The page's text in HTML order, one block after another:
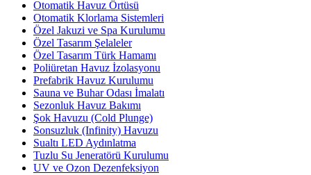
Otomatik Havuz Örtüsü
Otomatik Klorlama Sistemleri
Özel Jakuzi ve Spa Kurulumu
Özel Tasarım Şelaleler
Özel Tasarım Türk Hamamı
Poliüretan Havuz İzolasyonu
Prefabrik Havuz Kurulumu
Sauna ve Buhar Odası İmalatı
Sezonluk Havuz Bakımı
Şok Havuzu (Cold Plunge)
Sonsuzluk (Infinity) Havuzu
Sualtı LED Aydınlatma
Tuzlu Su Jeneratörü Kurulumu
UV ve Ozon Dezenfeksiyon